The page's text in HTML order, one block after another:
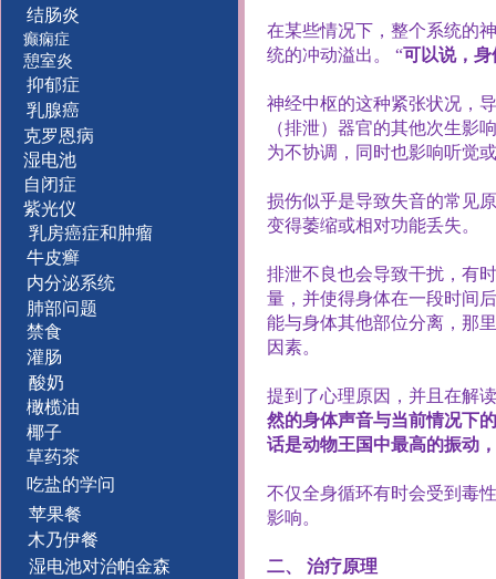
在某些情况下，整个系统的
统的冲动溢出。
“可以说，
神经中枢的这种紧张状况，
（排泄）器官的其他次生影
为不协调，同时也影响听觉
损伤似乎是导致失音的常见
变得萎缩或相对功能丢失。
排泄不良也会导致干扰，有
量，并使得身体在一段时间
能与身体其他部位分离，那
因素。
提到了心理原因，并且在解
然的身体声音与当前情况下
话是动物王国中最高的振动
不仅全身循环有时会受到毒
影响。
二、 治疗原理
结肠炎
癫痫症
憩室炎
抑郁症
乳腺癌
克罗恩病
湿电池
自闭症
紫光仪
乳房癌症和肿瘤
牛皮癣
内分泌系统
肺部问题
禁食
灌肠
酸奶
橄榄油
椰子
草药茶
吃盐的学问
苹果餐
木乃伊餐
湿电池对治帕金森